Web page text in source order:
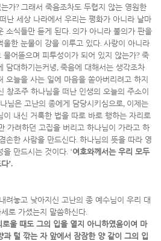
가? 그래서 죽음조차도 두렵지 않는 영원한
난 세상 나라에서 우리는 평화가 아니라 날마
소식들만 듣게 된다. 의가 아니라 불의가 판을
울한 눈물이 강을 이루고 있다. 사랑이 아니라
어뜯으며 피투성이가 되어 있지 않는가? 죽
담대하기는커녕, 죽음에 대해서는 생각조차
오늘을 사는 일에 마음을 쏟아버리려고 하지
창조주 하나님을 떠난 인생의 오늘의 주소이
님은 고난의 종에게 담당시키심으로, 이제는
이 내신 거룩한 법을 따로 바로 행하는 자리로
가려하던 고집을 버리고 하나님이 가라고 하
손한 사람을 만드신다. 하나님의 뜻을 따라 영
을 만드시는 것이다. ‘여호와께서는 우리 모두
’.
려놓고 낮아지신 고난의 종 예수님이 우리 대
로 가셨는지 말씀하신다.
울 때도 그의 입을 열지 아니하였음이여 마
과 털 깎는 자 앞에서 잠잠한 양 같이 그의 입